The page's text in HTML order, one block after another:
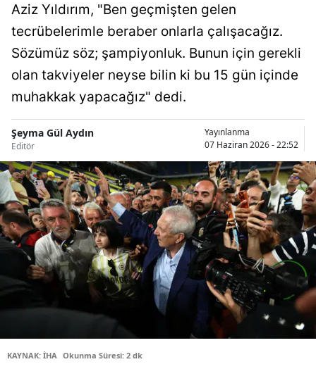
Balıkesir
Bilecik
Bolu
Burdur
Bursa
Çanakkale
Çankırı
Çorum
Aziz Yıldırım, "Ben geçmişten gelen
tecrübelerimle beraber onlarla çalışacağız.
Sözümüz söz; şampiyonluk. Bunun için gerekli
olan takviyeler neyse bilin ki bu 15 gün içinde
muhakkak yapacağız" dedi.
Şeyma Gül Aydın
Editör
Yayınlanma
07 Haziran 2026 - 22:52
KAYNAK: İHA Okunma Süresi: 2 dk